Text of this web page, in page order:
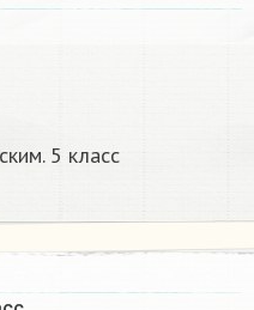
5 класс